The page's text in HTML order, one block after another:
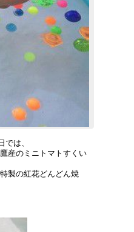
は、
産のミニトマトすくい
製の紅花どんどん焼